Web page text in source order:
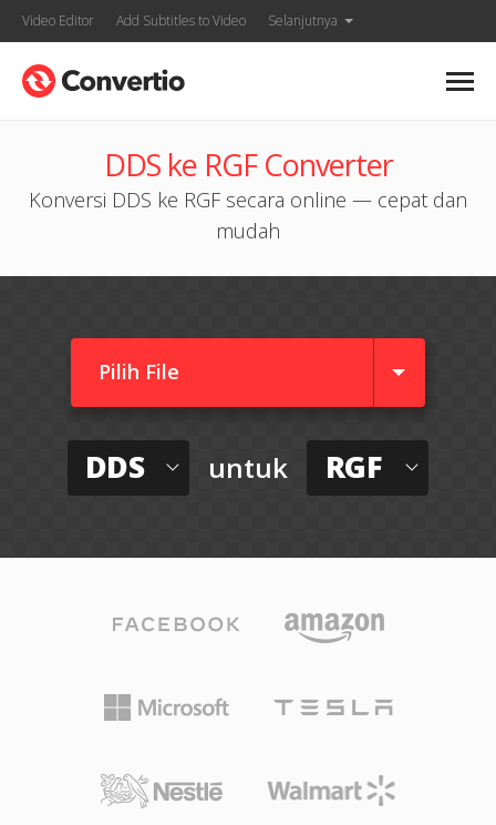
Video Editor Add Subtitles to Video Selanjutnya
DDS ke RGF Converter
Konversi DDS ke RGF secara online — cepat dan
mudah
Pilih File
DDS untuk RGF